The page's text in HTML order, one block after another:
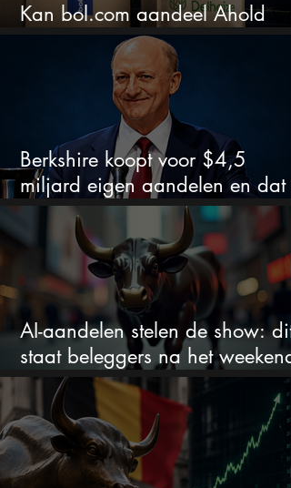
Kan bol.com aandeel Ahold
nieuw leven inblazen?
Berkshire koopt voor $4,5
miljard eigen aandelen en dat
zegt veel over de waardering
AI-aandelen stelen de show: dit
staat beleggers na het weekend
te wachten